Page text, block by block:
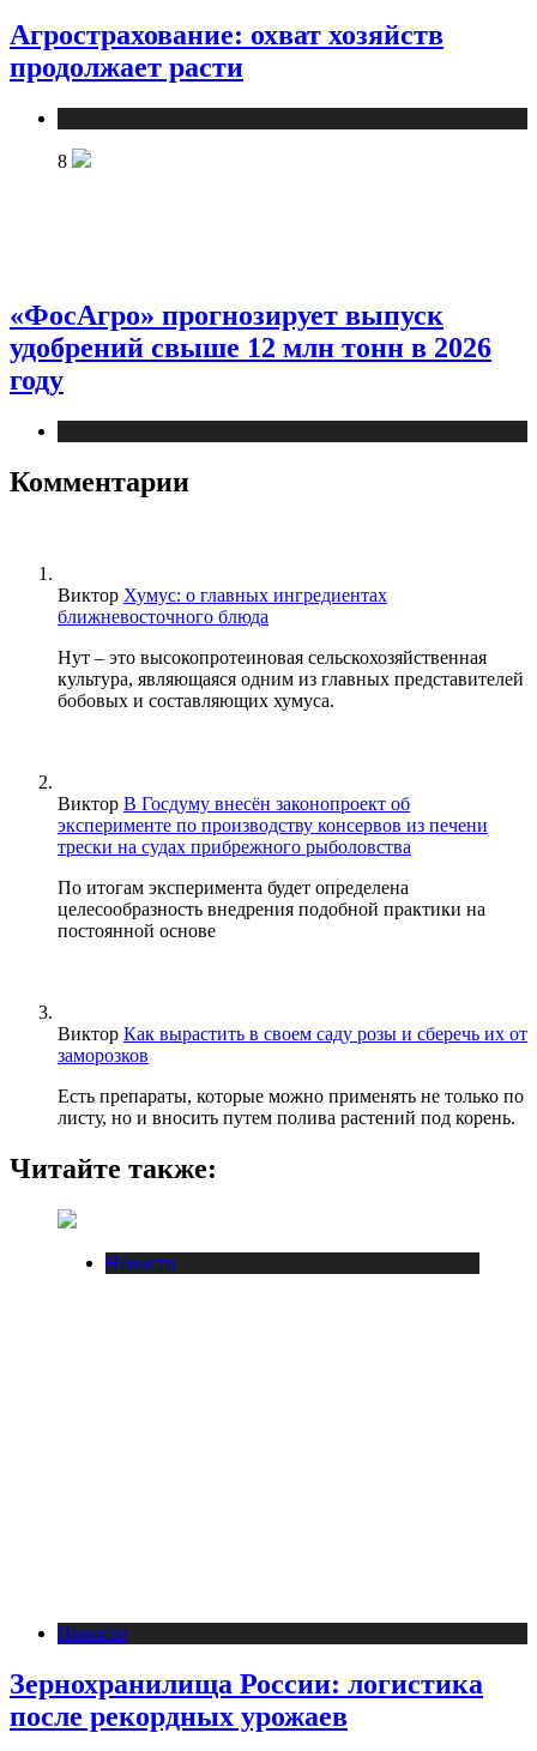
Агрострахование: охват хозяйств
продолжает расти
8
«ФосАгро» прогнозирует выпуск
удобрений свыше 12 млн тонн в 2026
году
Комментарии
Виктор Хумус: о главных ингредиентах
ближневосточного блюда
Нут – это высокопротеиновая сельскохозяйственная
культура, являющаяся одним из главных представителей
бобовых и составляющих хумуса.
Виктор В Госдуму внесён законопроект об
эксперименте по производству консервов из печени
трески на судах прибрежного рыболовства
По итогам эксперимента будет определена
целесообразность внедрения подобной практики на
постоянной основе
Виктор Как вырастить в своем саду розы и сберечь их от
заморозков
Есть препараты, которые можно применять не только по
листу, но и вносить путем полива растений под корень.
Читайте также:
Новости
Новости
Зернохранилища России: логистика
после рекордных урожаев